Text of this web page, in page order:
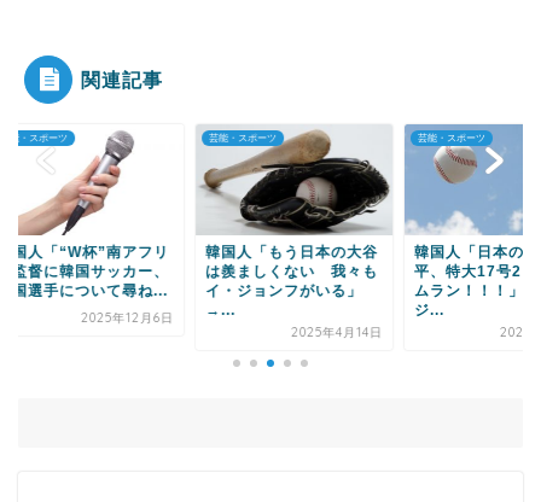
Powered by livedoor 相互RSS
関連記事
スポーツ
人「“W杯”南アフリ
督に韓国サッカー、
選手について尋ね...
2025年12月6日
芸能・スポーツ
韓国人「もう日本の大谷
は羨ましくない 我々も
イ・ジョンフがいる」
→...
2025年4月14日
芸能・スポーツ
韓国人「日本の大谷
平、特大17号2ラン
ムラン！！！」→「
ジ...
2023年6